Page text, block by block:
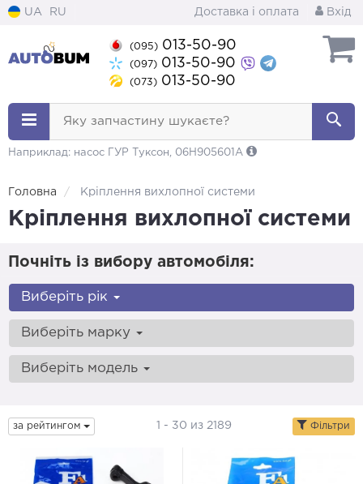
UA RU Доставка і оплата Вхід
(095) 013-50-90
(097) 013-50-90
(073) 013-50-90
Яку запчастину шукаєте?
Наприклад: насос ГУР Туксон, 06H905601A
Головна Кріплення вихлопної системи
Кріплення вихлопної системи
Почніть із вибору автомобіля:
Виберіть рік
Виберіть марку
Виберіть модель
за рейтингом 1 - 30 из 2189 Фільтри